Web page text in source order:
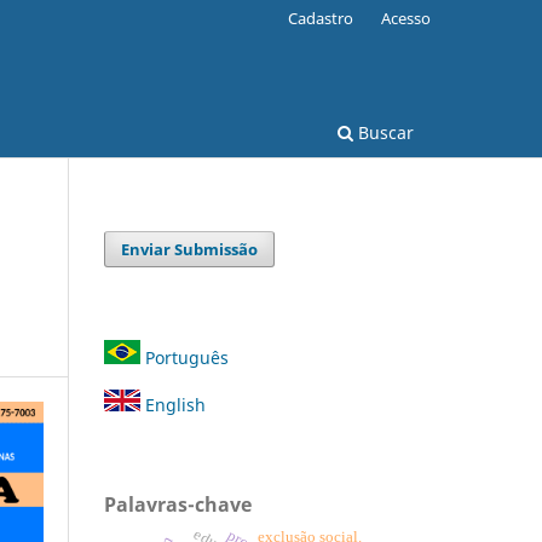
Buscar
Cadastro Acesso
Enviar Submissão
Português
English
Palavras-chave
exclusão social.